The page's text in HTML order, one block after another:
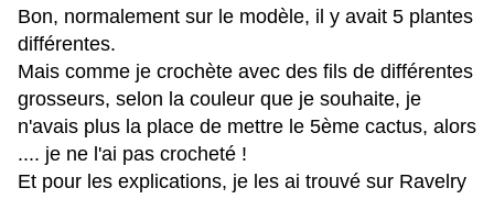
Bon, normalement sur le modèle, il y avait 5 plantes
différentes.
Mais comme je crochète avec des fils de différentes
grosseurs, selon la couleur que je souhaite, je
n'avais plus la place de mettre le 5ème cactus, alors
.... je ne l'ai pas crocheté !
Et pour les explications, je les ai trouvé sur Ravelry